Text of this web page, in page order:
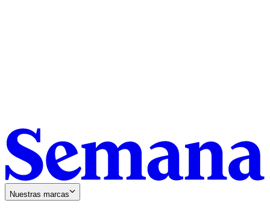
Nuestras marcas